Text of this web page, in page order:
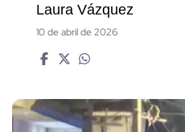
Laura Vázquez
10 de abril de 2026